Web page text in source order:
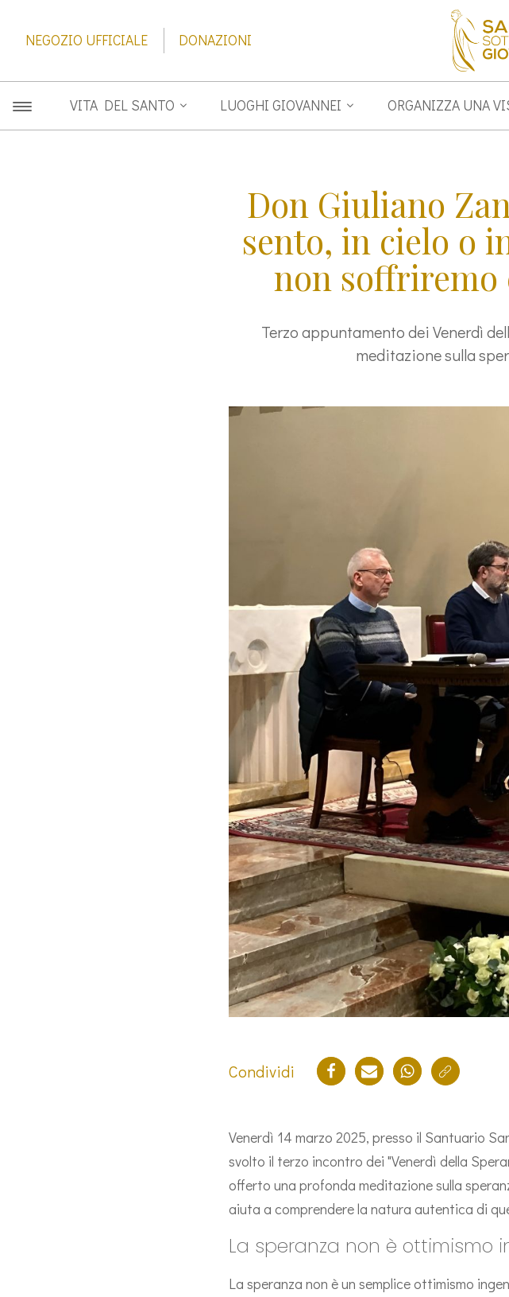
NEGOZIO UFFICIALE DONAZIONI
VITA DEL SANTO LUOGHI GIOVANNEI ORGANIZZA UNA
Don Giuliano
sento, in cielo o
non soffriremo
Terzo appuntamento dei Venerdì
meditazione sulla
Condividi
Venerdì 14 marzo 2025, presso il Santuario
svolto il terzo incontro dei "Venerdì della
offerto una profonda meditazione sulla
aiuta a comprendere la natura autentica di
La speranza non è ottimismo
La speranza non è un semplice ottimismo